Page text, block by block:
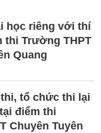
học riêng với thí
thi Trường THPT
Quang
tổ chức thi lại
điểm thi
Chuyên Tuyên